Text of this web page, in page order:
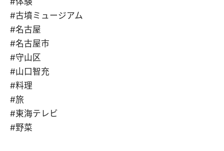
#古墳ミュージアム
#名古屋
#名古屋市
#守山区
#山口智充
#料理
#旅
#東海テレビ
#野菜